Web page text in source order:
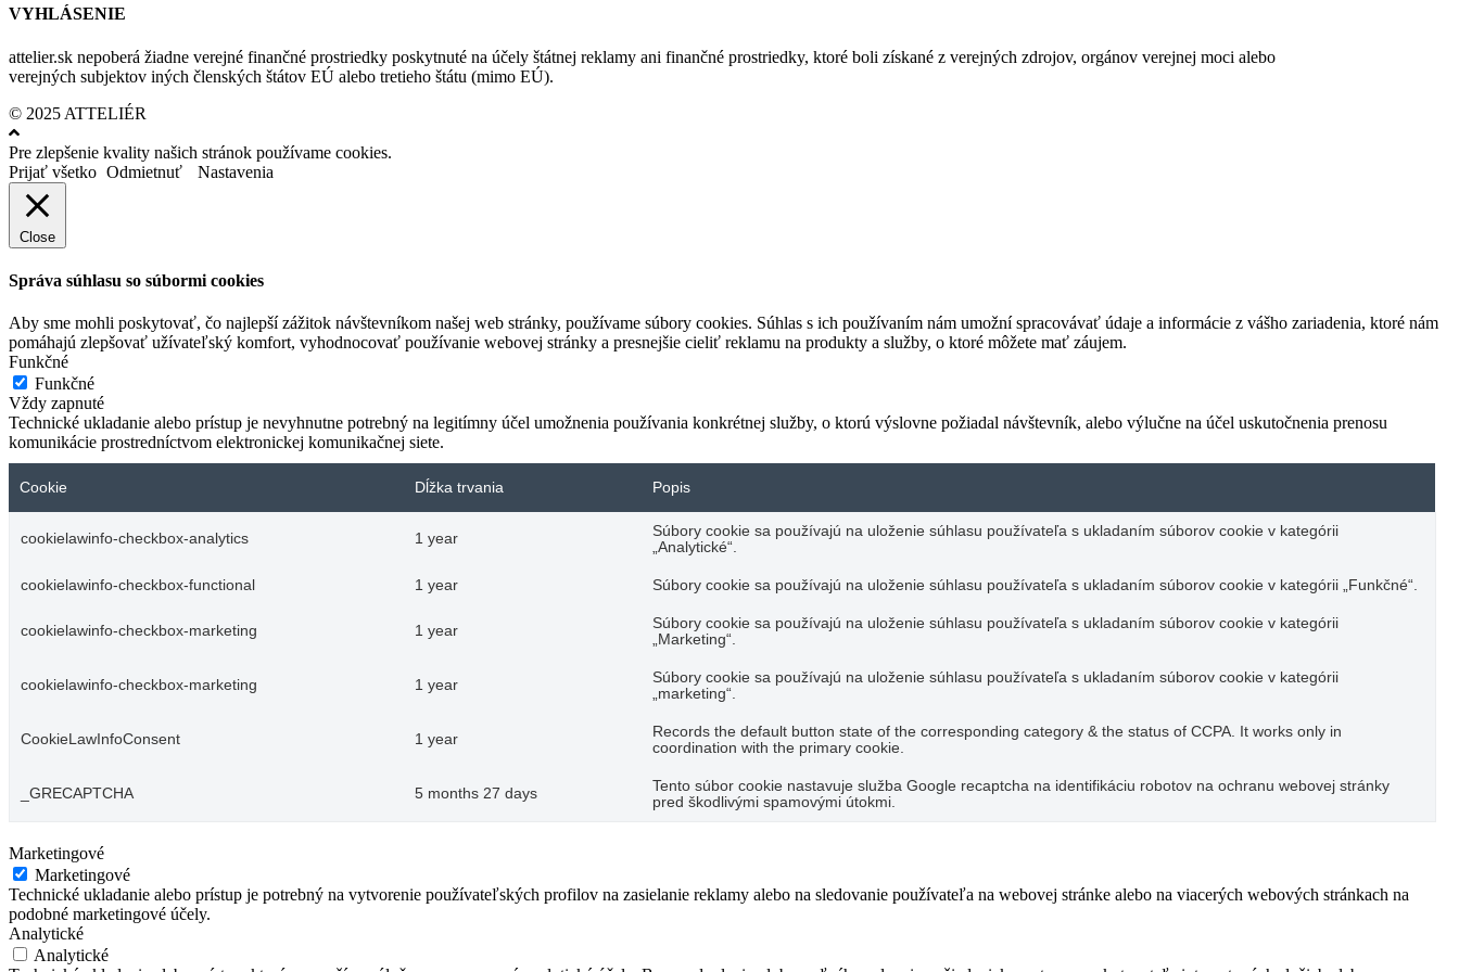
VYHLÁSENIE
attelier.sk nepoberá žiadne verejné finančné prostriedky poskytnuté na účely štátnej reklamy ani finančné prostriedky, ktoré boli získané z verejných zdrojov, orgánov verejnej moci alebo
verejných subjektov iných členských štátov EÚ alebo tretieho štátu (mimo EÚ).
© 2025 ATTELIÉR
Pre zlepšenie kvality našich stránok používame cookies.
Prijať všetko Odmietnuť Nastavenia
Close
Správa súhlasu so súbormi cookies
Aby sme mohli poskytovať, čo najlepší zážitok návštevníkom našej web stránky, používame súbory cookies. Súhlas s ich používaním nám umožní spracovávať údaje a informácie z vášho zariadenia, ktoré nám
pomáhajú zlepšovať užívateľský komfort, vyhodnocovať používanie webovej stránky a presnejšie cieliť reklamu na produkty a služby, o ktoré môžete mať záujem.
Funkčné
Funkčné
Vždy zapnuté
Technické ukladanie alebo prístup je nevyhnutne potrebný na legitímny účel umožnenia používania konkrétnej služby, o ktorú výslovne požiadal návštevník, alebo výlučne na účel uskutočnenia prenosu
komunikácie prostredníctvom elektronickej komunikačnej siete.
Cookie Dĺžka trvania Popis
cookielawinfo-checkbox-analytics 1 year
Súbory cookie sa používajú na uloženie súhlasu používateľa s ukladaním súborov cookie v kategórii
„Analytické“.
cookielawinfo-checkbox-functional 1 year Súbory cookie sa používajú na uloženie súhlasu používateľa s ukladaním súborov cookie v kategórii „Funkčné“.
cookielawinfo-checkbox-marketing 1 year
Súbory cookie sa používajú na uloženie súhlasu používateľa s ukladaním súborov cookie v kategórii
„Marketing“.
cookielawinfo-checkbox-marketing 1 year
Súbory cookie sa používajú na uloženie súhlasu používateľa s ukladaním súborov cookie v kategórii
„marketing“.
CookieLawInfoConsent 1 year
Records the default button state of the corresponding category & the status of CCPA. It works only in
coordination with the primary cookie.
_GRECAPTCHA 5 months 27 days
Tento súbor cookie nastavuje služba Google recaptcha na identifikáciu robotov na ochranu webovej stránky
pred škodlivými spamovými útokmi.
Marketingové
Marketingové
Technické ukladanie alebo prístup je potrebný na vytvorenie používateľských profilov na zasielanie reklamy alebo na sledovanie používateľa na webovej stránke alebo na viacerých webových stránkach na
podobné marketingové účely.
Analytické
Analytické